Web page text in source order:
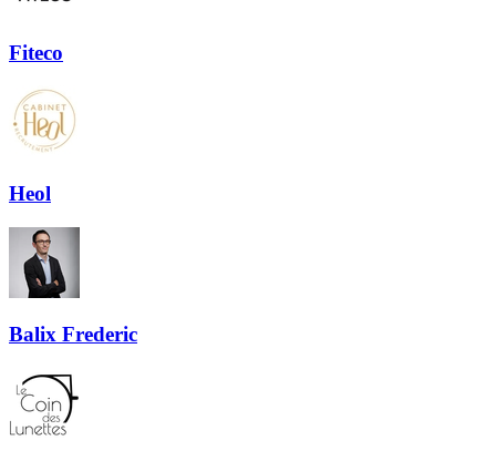
Fiteco
Heol
Balix Frederic